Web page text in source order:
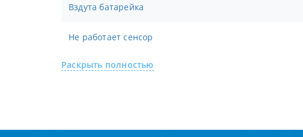
Вздута батарейка
Не работает сенсор
Раскрыть полностью